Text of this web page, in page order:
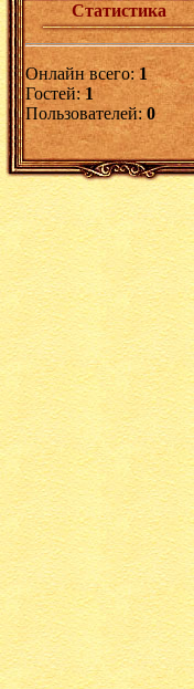
Статистика
Онлайн всего:1
Гостей:1
Пользователей:0